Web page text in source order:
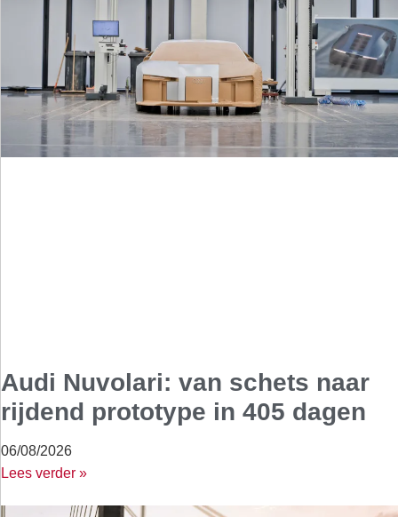
Audi Nuvolari: van schets naar
rijdend prototype in 405 dagen
06/08/2026
Lees verder »